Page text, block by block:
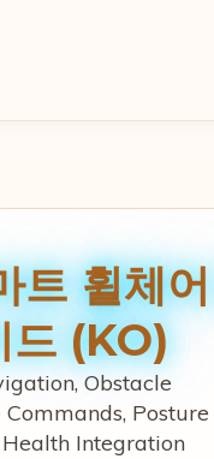
트 휠체
드 (KO)
Obstacle
Posture
Integration